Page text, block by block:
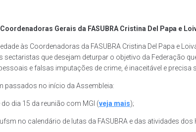
Gerais da FASUBRA Cristina Del Papa e
às Coordenadoras da FASUBRA Cristina Del Papa e
que desejam deturpar o objetivo da Federação
e falsas imputações de crime, é inaceitável e precisa
passados no início da Assembleia:
dia 15 da reunião com MGI (veja mais);
no calendário de lutas da FASUBRA e das atividades